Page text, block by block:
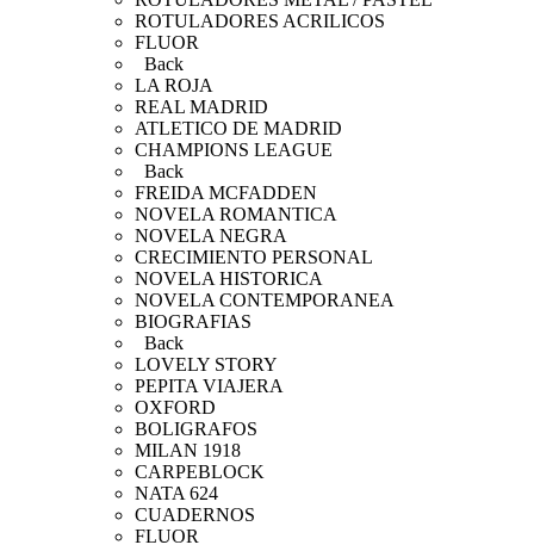
ROTULADORES ACRILICOS
FLUOR
Back
LA ROJA
REAL MADRID
ATLETICO DE MADRID
CHAMPIONS LEAGUE
Back
FREIDA MCFADDEN
NOVELA ROMANTICA
NOVELA NEGRA
CRECIMIENTO PERSONAL
NOVELA HISTORICA
NOVELA CONTEMPORANEA
BIOGRAFIAS
Back
LOVELY STORY
PEPITA VIAJERA
OXFORD
BOLIGRAFOS
MILAN 1918
CARPEBLOCK
NATA 624
CUADERNOS
FLUOR